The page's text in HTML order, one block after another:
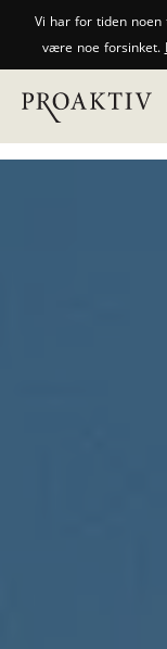
Vi har for tiden noen
være noe forsinket.